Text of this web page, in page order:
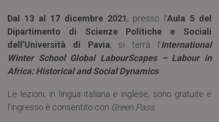
Dal 13 al 17 dicembre 2021, presso l’Aula 5 del
Dipartimento di Scienze Politiche e Sociali
dell’Università di Pavia, si terrà l’International
Winter School Global LabourScapes – Labour in
Africa: Historical and Social Dynamics.
Le lezioni, in lingua italiana e inglese, sono gratuite e
l’ingresso è consentito con Green Pass.